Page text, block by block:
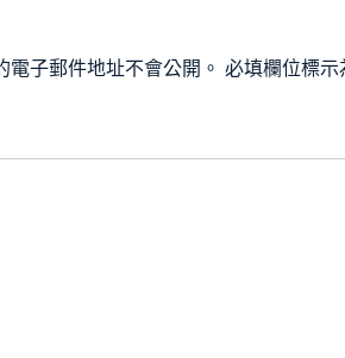
電子郵件地址不會公開。 必填欄位標